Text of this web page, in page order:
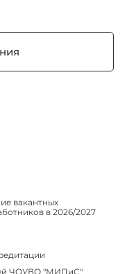
вакантных
в 2026/2027
ЧОУВО "МИДиС"